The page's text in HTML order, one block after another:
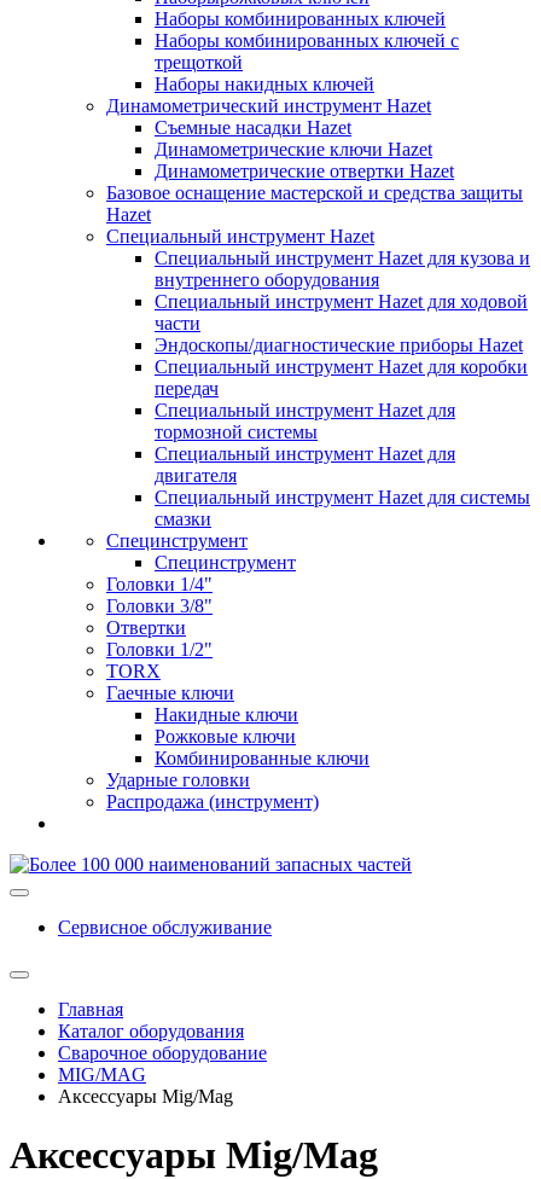
Наборы комбинированных ключей
Наборы комбинированных ключей с
трещоткой
Наборы накидных ключей
Динамометрический инструмент Hazet
Съемные насадки Hazet
Динамометрические ключи Hazet
Динамометрические отвертки Hazet
Базовое оснащение мастерской и средства защиты
Hazet
Специальный инструмент Hazet
Специальный инструмент Hazet для кузова и
внутреннего оборудования
Специальный инструмент Hazet для ходовой
части
Эндоскопы/диагностические приборы Hazet
Специальный инструмент Hazet для коробки
передач
Специальный инструмент Hazet для
тормозной системы
Специальный инструмент Hazet для
двигателя
Специальный инструмент Hazet для системы
смазки
Специнструмент
Специнструмент
Головки 1/4"
Головки 3/8"
Отвертки
Головки 1/2"
TORX
Гаечные ключи
Накидные ключи
Рожковые ключи
Комбинированные ключи
Ударные головки
Распродажа (инструмент)
Сервисное обслуживание
Главная
Каталог оборудования
Сварочное оборудование
MIG/MAG
Аксессуары Mig/Mag
Аксессуары Mig/Mag